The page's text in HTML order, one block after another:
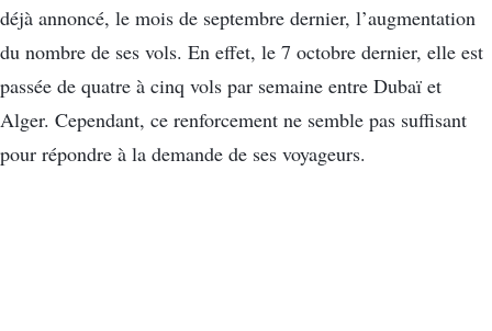
déjà annoncé, le mois de septembre dernier, l’augmentation
du nombre de ses vols. En effet, le 7 octobre dernier, elle est
passée de quatre à cinq vols par semaine entre Dubaï et
Alger. Cependant, ce renforcement ne semble pas suffisant
pour répondre à la demande de ses voyageurs.